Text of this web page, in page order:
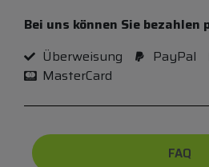
Bei uns können Sie bezahlen
Überweisung
PayPal
MasterCard
FAQ